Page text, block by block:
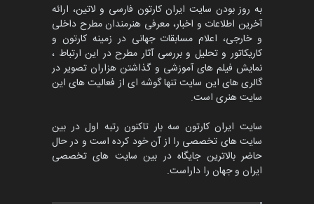
مسابقۀ بین‌المللی کارتون و
کاریکاتور «البغلی…
مهلت 3 ماه دیگر
پنجمین مسابقۀ بین‌المللی
کارتون CARTUNION ، …
مهلت
به روز بودن سایت ایران کارتون فارسی و لاتین، ارائه
آخرین اطلاعات و اخبار، معرفی هنرمندان مطرح داخلی
و خارجی، اعلام مسابقات جهانی در زمینه کارتون و
کاریکاتور و تحلیل و بررسی آثار مطرح در این ارتباط ،
نمایش فیلم های آموزشی و گذاشتن هزاران تصویر در
گالری های این سایت تنها گوشه ای از فعالیت های این
سایت هنری است.
سایت ایران کارتون سه بار تاکنون رتبه اول در بین
سایت های تخصصی را از آن خود کرده است و در حال
حاضر بالاترین جایگاه در بین سایت های تخصصی
ایران و جهان را داراست.